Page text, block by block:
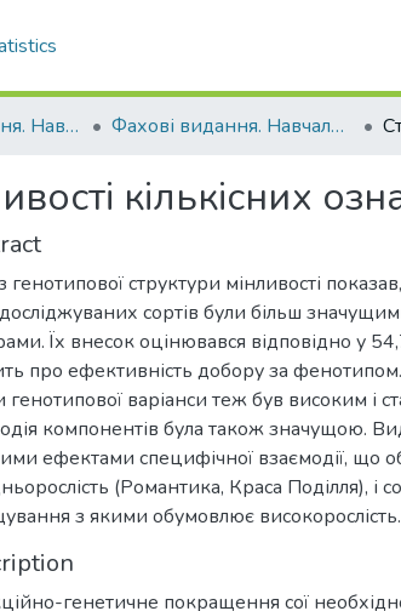
Друковані видання. Навчально-науковий інститут агротехнологій, селекції та екології Фахові видання. Навчально-науковий інститут агротехнологій, селекції та екології
кількісних
генотипової структури мінливості
сортів були більш
Їх внесок оцінювався відповідно у
про ефективність добору за
генотипової варіанси теж був високим і
компонентів була також значущою.
ефектами специфічної взаємодії, що
(Романтика, Краса Поділля), і
з якими обумовлює високорослість.
генетичне покращення сої